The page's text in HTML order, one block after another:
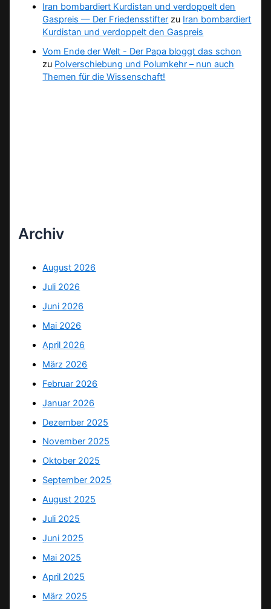
Iran bombardiert Kurdistan und verdoppelt den
Gaspreis — Der Friedensstifter zu Iran bombardiert
Kurdistan und verdoppelt den Gaspreis
Vom Ende der Welt - Der Papa bloggt das schon
zu Polverschiebung und Polumkehr – nun auch
Themen für die Wissenschaft!
Archiv
August 2026
Juli 2026
Juni 2026
Mai 2026
April 2026
März 2026
Februar 2026
Januar 2026
Dezember 2025
November 2025
Oktober 2025
September 2025
August 2025
Juli 2025
Juni 2025
Mai 2025
April 2025
März 2025